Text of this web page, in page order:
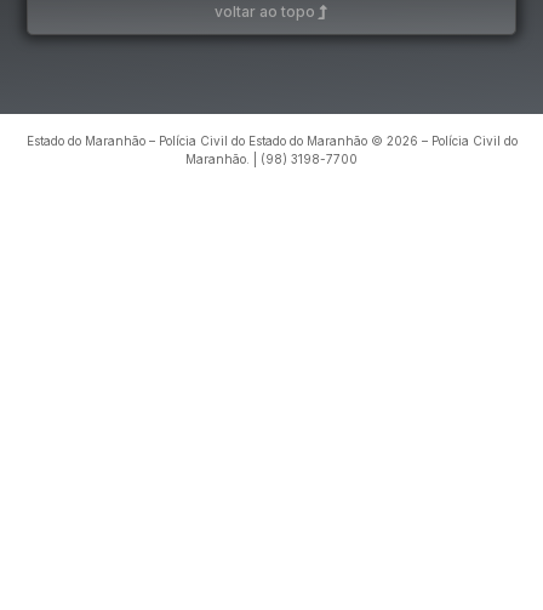
voltar ao topo
Estado do Maranhão – Polícia Civil do Estado do Maranhão © 2026 – Polícia Civil do
Maranhão. | (98) 3198-7700